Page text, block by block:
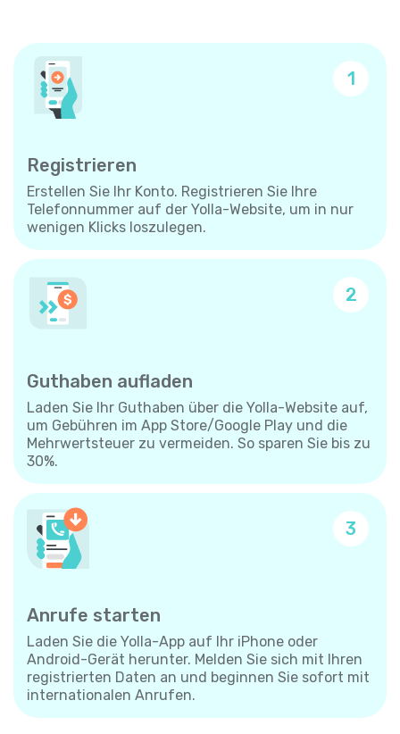
1
Registrieren
Erstellen Sie Ihr Konto. Registrieren Sie Ihre
Telefonnummer auf der Yolla-Website, um in nur
wenigen Klicks loszulegen.
2
Guthaben aufladen
Laden Sie Ihr Guthaben über die Yolla-Website auf,
um Gebühren im App Store/Google Play und die
Mehrwertsteuer zu vermeiden. So sparen Sie bis zu
30%.
3
Anrufe starten
Laden Sie die Yolla-App auf Ihr iPhone oder
Android-Gerät herunter. Melden Sie sich mit Ihren
registrierten Daten an und beginnen Sie sofort mit
internationalen Anrufen.